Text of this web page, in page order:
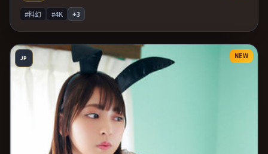
#科幻 #4K +3
JP NEW